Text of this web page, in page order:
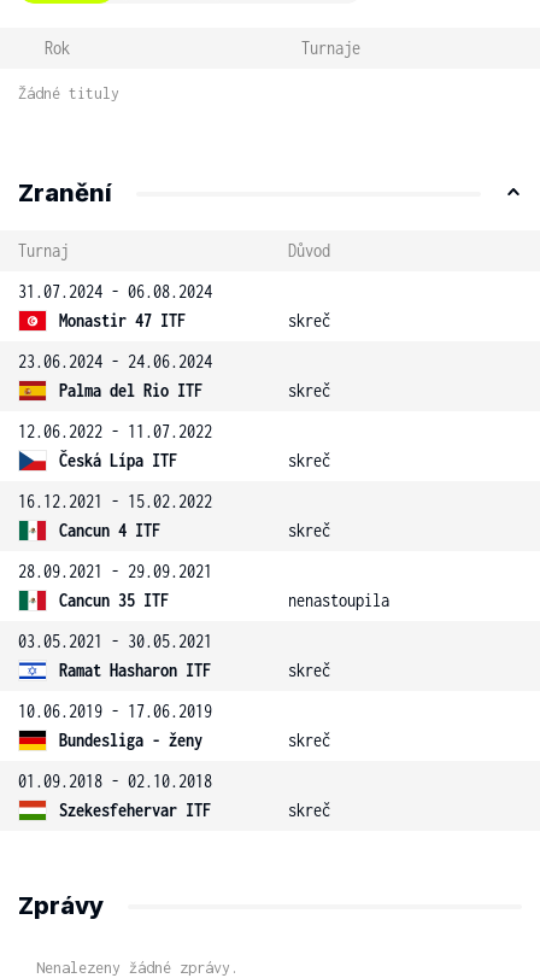
Rok Turnaje
Žádné tituly
Zranění
Turnaj
Důvod
31.07.2024 - 06.08.2024
Monastir 47 ITF
skreč
23.06.2024 - 24.06.2024
Palma del Rio ITF
skreč
12.06.2022 - 11.07.2022
Česká Lípa ITF
skreč
16.12.2021 - 15.02.2022
Cancun 4 ITF
skreč
28.09.2021 - 29.09.2021
Cancun 35 ITF
nenastoupila
03.05.2021 - 30.05.2021
Ramat Hasharon ITF
skreč
10.06.2019 - 17.06.2019
Bundesliga - ženy
skreč
01.09.2018 - 02.10.2018
Szekesfehervar ITF
skreč
Zprávy
Nenalezeny žádné zprávy.